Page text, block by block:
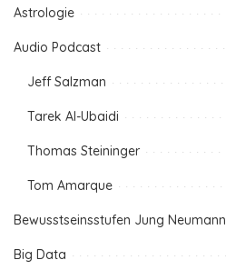
Astrologie
Audio Podcast
Jeff Salzman
Tarek Al-Ubaidi
Thomas Steininger
Tom Amarque
Bewusstseinsstufen Jung Neumann
Big Data